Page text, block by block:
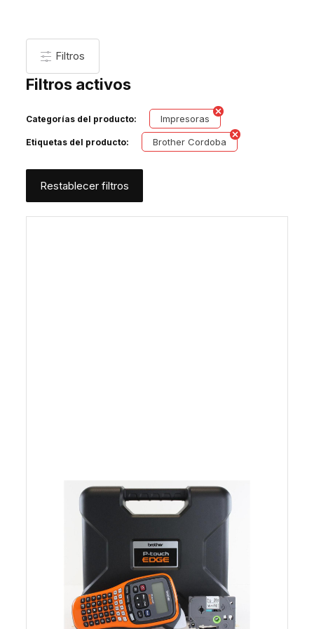
Filtros
Filtros activos
Categorías del producto: Impresoras
Etiquetas del producto: Brother Cordoba
Restablecer filtros